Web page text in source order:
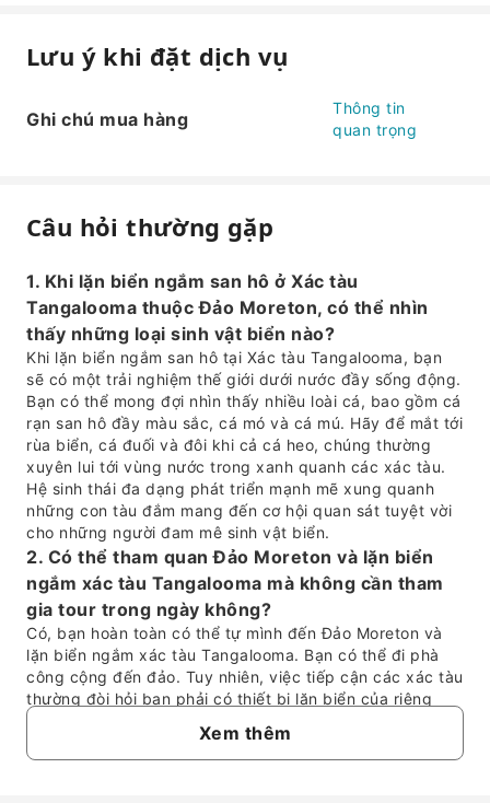
Lưu ý khi đặt dịch vụ
Ghi chú mua hàng
Thông tin
quan trọng
Câu hỏi thường gặp
1. Khi lặn biển ngắm san hô ở Xác tàu
Tangalooma thuộc Đảo Moreton, có thể nhìn
thấy những loại sinh vật biển nào?
Khi lặn biển ngắm san hô tại Xác tàu Tangalooma, bạn
sẽ có một trải nghiệm thế giới dưới nước đầy sống động.
Bạn có thể mong đợi nhìn thấy nhiều loài cá, bao gồm cá
rạn san hô đầy màu sắc, cá mó và cá mú. Hãy để mắt tới
rùa biển, cá đuối và đôi khi cả cá heo, chúng thường
xuyên lui tới vùng nước trong xanh quanh các xác tàu.
Hệ sinh thái đa dạng phát triển mạnh mẽ xung quanh
những con tàu đắm mang đến cơ hội quan sát tuyệt vời
cho những người đam mê sinh vật biển.
2. Có thể tham quan Đảo Moreton và lặn biển
ngắm xác tàu Tangalooma mà không cần tham
gia tour trong ngày không?
Có, bạn hoàn toàn có thể tự mình đến Đảo Moreton và
lặn biển ngắm xác tàu Tangalooma. Bạn có thể đi phà
công cộng đến đảo. Tuy nhiên, việc tiếp cận các xác tàu
thường đòi hỏi bạn phải có thiết bị lặn biển của riêng
nắm rõ thông tin về thủy triều và dòng chảy. Một tour
trong ngày có hướng dẫn viên thường cung cấp đầy đủ
Xem thêm